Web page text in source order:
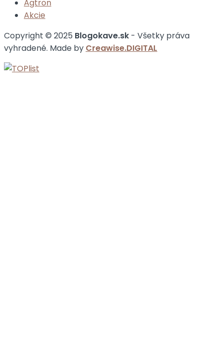
Agtron
Akcie
Copyright © 2025 Blogokave.sk - Všetky práva
vyhradené. Made by Creawise.DIGITAL